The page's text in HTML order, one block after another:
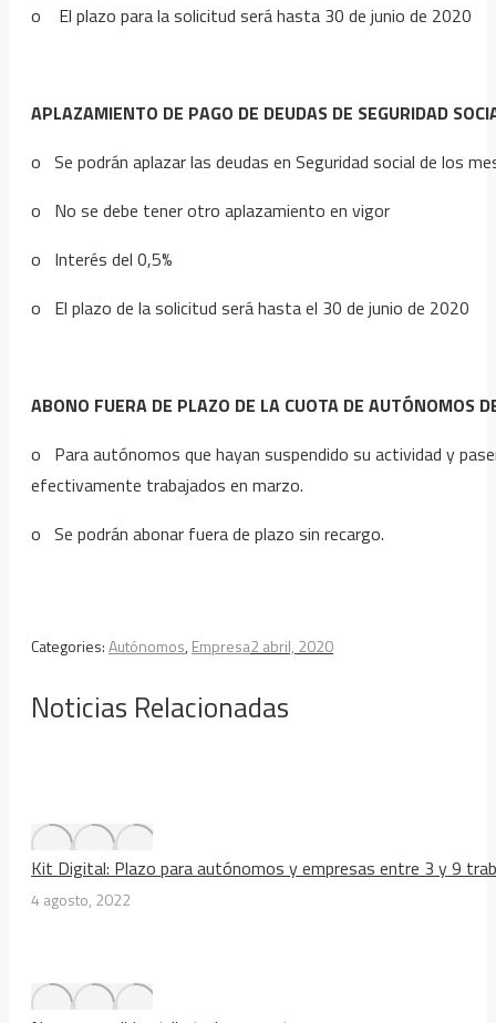
o El plazo para la solicitud será hasta 30 de junio de 2020
APLAZAMIENTO DE PAGO DE DEUDAS DE SEGURIDAD
o Se podrán aplazar las deudas en Seguridad social de los
o No se debe tener otro aplazamiento en vigor
o Interés del 0,5%
o El plazo de la solicitud será hasta el 30 de junio de 2020
ABONO FUERA DE PLAZO DE LA CUOTA DE AUTÓNOMOS
o Para autónomos que hayan suspendido su actividad y
efectivamente trabajados en marzo.
o Se podrán abonar fuera de plazo sin recargo.
Categories:Autónomos,Empresa2 abril, 2020
Noticias Relacionadas
Kit Digital: Plazo para autónomos y empresas entre 3 y 9
4 agosto, 2022